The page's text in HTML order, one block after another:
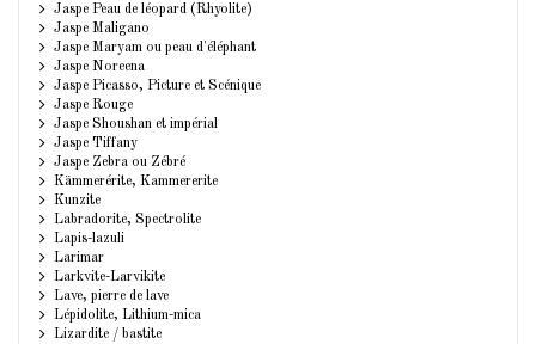
Jaspe Peau de léopard (Rhyolite)
Jaspe Maligano
Jaspe Maryam ou peau d'éléphant
Jaspe Noreena
Jaspe Picasso, Picture et Scénique
Jaspe Rouge
Jaspe Shoushan et impérial
Jaspe Tiffany
Jaspe Zebra ou Zébré
Kämmerérite, Kammererite
Kunzite
Labradorite, Spectrolite
Lapis-lazuli
Larimar
Larkvite-Larvikite
Lave, pierre de lave
Lépidolite, Lithium-mica
Lizardite / bastite